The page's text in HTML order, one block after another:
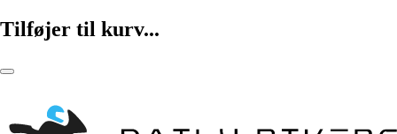
Tilføjer til kurv...